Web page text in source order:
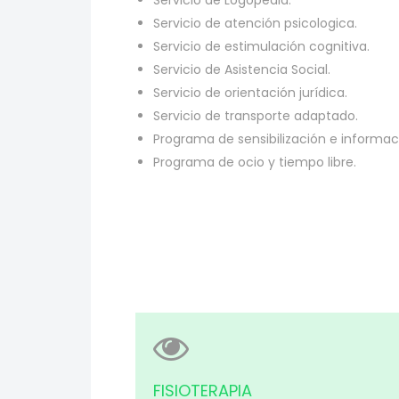
Servicio de atención psicologica.
Servicio de estimulación cognitiva.
Servicio de Asistencia Social.
Servicio de orientación jurídica.
Servicio de transporte adaptado.
Programa de sensibilización e
Programa de ocio y tiempo libre.
FISIOTERAPIA